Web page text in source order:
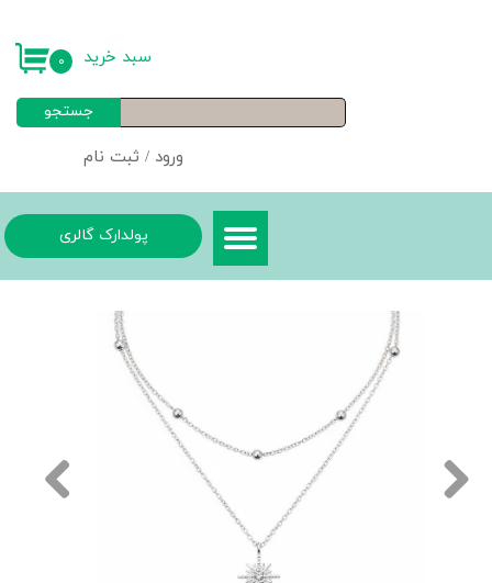
ورود / ثبت نام
خروج از حساب کاربری
جستجو
۰ سبد خرید
پولدارک گالری